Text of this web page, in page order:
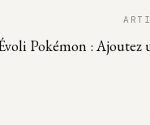
Pokémon : Ajoutez